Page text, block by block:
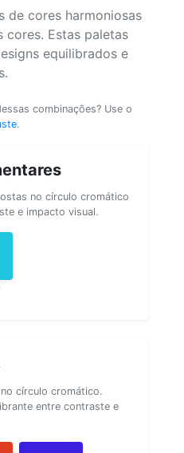
de cores harmoniosas
cores. Estas paletas
equilibrados e
combinações? Use o
.
no círculo cromático
e impacto visual.
círculo cromático.
entre contraste e